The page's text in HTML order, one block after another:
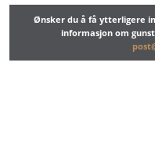
Ønsker du å få ytterligere
informasjon om